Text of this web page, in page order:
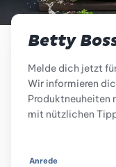
Betty
Melde dich jetzt
Wir informieren
Produktneuheiten
mit nützlichen
Anrede